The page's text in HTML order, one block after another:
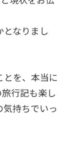
となりまし
とを、本当に
行記も楽し
持ちでいっ